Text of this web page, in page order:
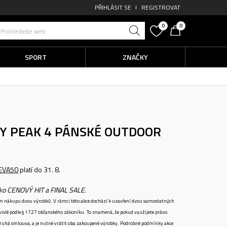
PŘIHLÁSIT SE REGISTROVAT
Prohledejte web
0 0
SPORT
ZNAČKY
PEAK 4 PÁNSKÉ OUTDOOR
platí do 31. 8.
HIT a FINAL SALE.
nákupu dvou výrobků. V rámci této akce dochází k uzavření dvou samostatných
podle § 1727 občanského zákoníku. To znamená, že pokud využijete právo
smlouva, a je nutné vrátit oba zakoupené výrobky. Podrobné podmínky akce